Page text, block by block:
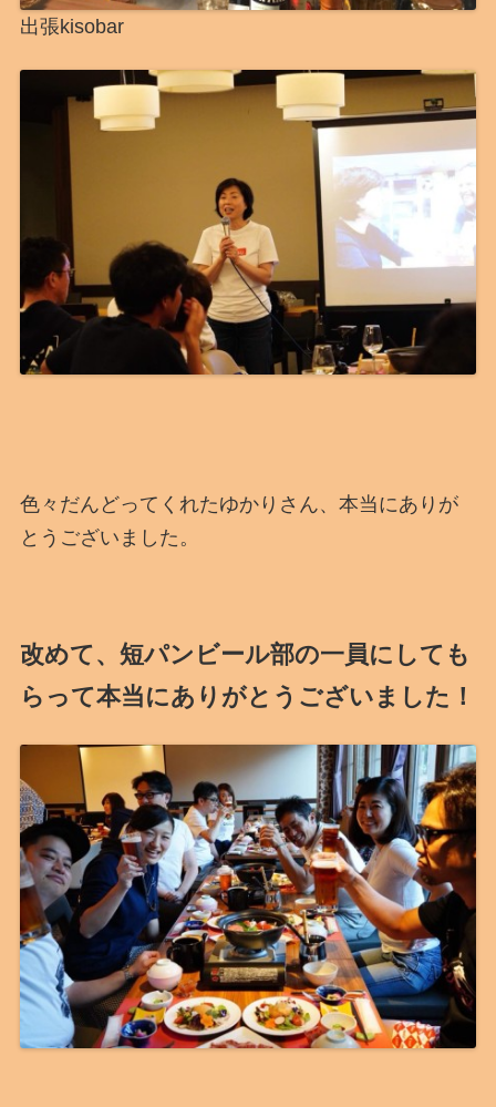
出張kisobar
色々だんどってくれたゆかりさん、本当にありが
とうございました。
改めて、短パンビール部の一員にしても
らって本当にありがとうございました！